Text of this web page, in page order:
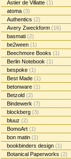
Astier de Villatte (1)
atoma (3)
Authentics (2)
Avery Zweckform (16)
basmati (2)
be2ween (1)
Beechmore Books (1)
Berlin Notebook (1)
bespoke (1)
Best Made (1)
betonware (1)
Betzold (2)
Bindewerk (7)
blockberg (3)
bluuz (2)
BomoArt (1)
bon matin (1)
bookbinders design (1)
Botanical Paperworks (2)